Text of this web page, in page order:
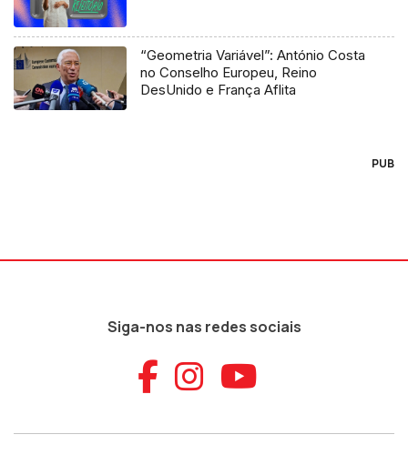
“Geometria Variável”: António Costa
no Conselho Europeu, Reino
DesUnido e França Aflita
PUB
Siga-nos nas redes sociais
Aceder ao
Aceder ao
Aceder